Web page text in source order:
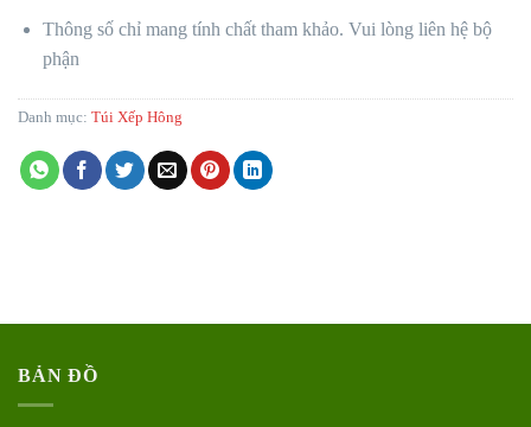
Thông số chỉ mang tính chất tham khảo. Vui lòng liên hệ bộ
phận
Danh mục: Túi Xếp Hông
BẢN ĐỒ